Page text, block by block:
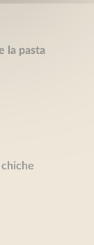
la pasta